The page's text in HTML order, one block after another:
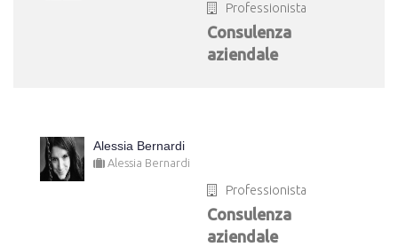
Professionista
Consulenza
aziendale
Alessia Bernardi
Alessia Bernardi
Professionista
Consulenza
aziendale